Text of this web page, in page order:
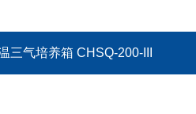
三气培养箱 CHSQ-200-III